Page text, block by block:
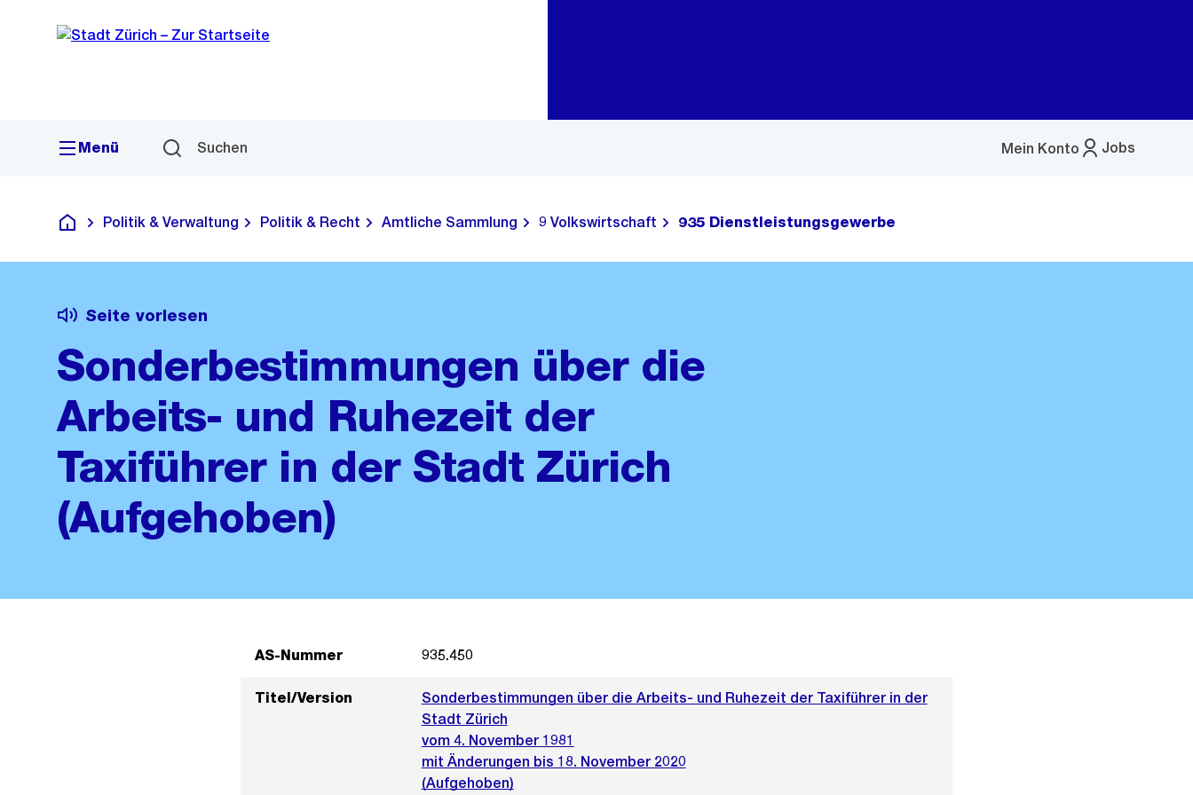
Navigation
Sprunglink
Menü Suchen Jobs
Mein Konto
Menü
Deutsch
Politik & Verwaltung Politik & Recht Amtliche Sammlung 9 Volkswirtschaft 935 Dienstleistungsgewerbe
Seite vorlesen
Sonderbestimmungen über die
Arbeits- und Ruhezeit der
Taxiführer in der Stadt Zürich
(Aufgehoben)
AS-Nummer 935.450
Titel/Version
Sonderbestimmungen über die Arbeits- und Ruhezeit der Taxiführer in der
Stadt Zürich
vom 4. November 1981
mit Änderungen bis 18. November 2020
(Aufgehoben)